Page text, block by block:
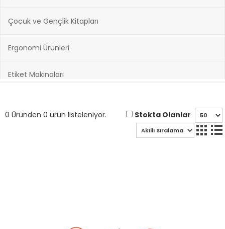
Çocuk ve Gençlik Kitapları
Ergonomi Ürünleri
Etiket Makinaları
0 Üründen 0 ürün listeleniyor. Stokta Olanlar